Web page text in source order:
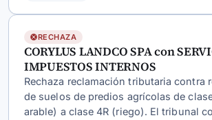
RECHAZA
CORYLUS LANDCO SPA con
IMPUESTOS INTERNOS
Rechaza reclamación tributaria contra
de suelos de predios agrícolas de
arable) a clase 4R (riego). El tribunal